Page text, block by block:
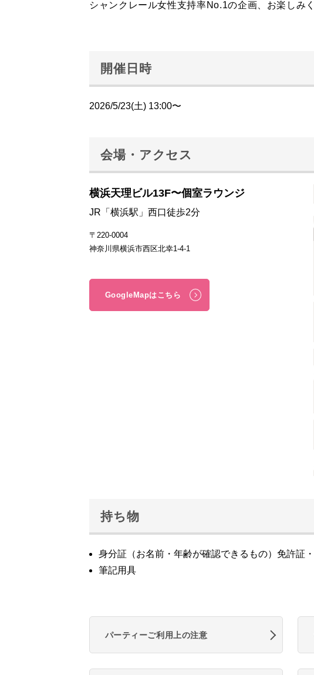
シャンクレール女性支持率No.1の企画、お楽しみ
開催日時
2026/5/23(土) 13:00〜
会場・アクセス
横浜天理ビル13F〜個室ラウンジ
JR「横浜駅」西口徒歩2分
〒220-0004
神奈川県横浜市西区北幸1-4-1
GoogleMapはこちら
持ち物
身分証（お名前・年齢が確認できるもの）免許証
筆記用具
パーティーご利用上の注意